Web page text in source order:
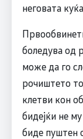
неговата
боледува од
може да го
рочиштето
клетви кон
бидејќи не
биде пуштен